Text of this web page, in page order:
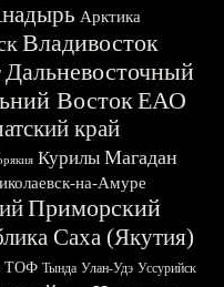
Арктика
Владивосток
Дальневосточный
ВостокЕАО
край
Курилы Магадан
на-Амуре
Приморский
Саха (Якутия)
ТОФ Тында Улан-Удэ Уссурийск